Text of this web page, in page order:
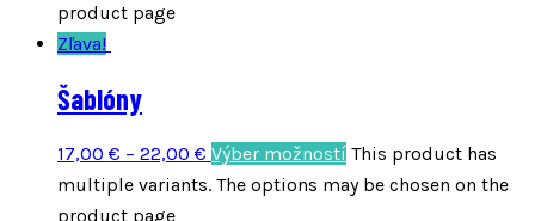
product page
Zľava!
Šablóny
17,00 € – 22,00 € Výber možností This product has
multiple variants. The options may be chosen on the
product page